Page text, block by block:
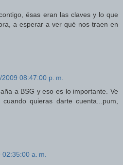
ésas eran las claves y lo que
a esperar a ver qué nos traen en
2009 08:47:00 p. m.
a BSG y eso es lo importante. Ve
quieras darte cuenta...pum,
02:35:00 a. m.